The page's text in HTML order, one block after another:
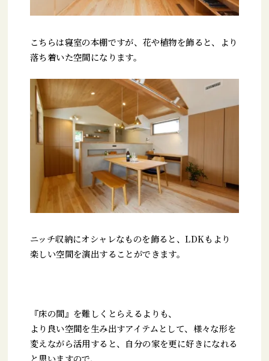
こちらは寝室の本棚ですが、花や植物を飾ると、より
落ち着いた空間になります。
ニッチ収納にオシャレなものを飾ると、LDKもより
楽しい空間を演出することができます。
『床の間』を難しくとらえるよりも、
より良い空間を生み出すアイテムとして、様々な形を
変えながら活用すると、自分の家を更に好きになれる
と思いますので、